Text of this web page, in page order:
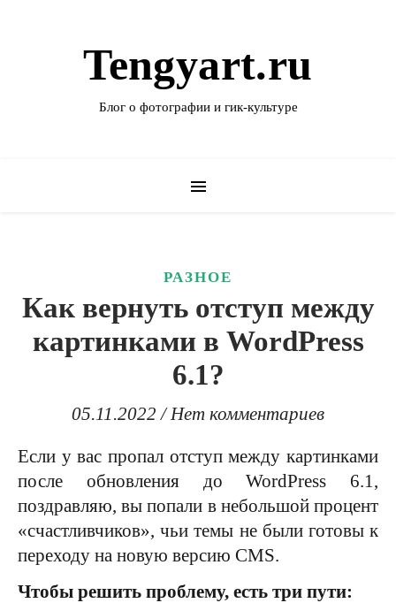
Tengyart.ru
Блог о фотографии и гик-культуре
РАЗНОЕ
Как вернуть отступ между
картинками в WordPress
6.1?
05.11.2022 / Нет комментариев
Если у вас пропал отступ между картинками
после обновления до WordPress 6.1,
поздравляю, вы попали в небольшой процент
«счастливчиков», чьи темы не были готовы к
переходу на новую версию CMS.
Чтобы решить проблему, есть три пути: